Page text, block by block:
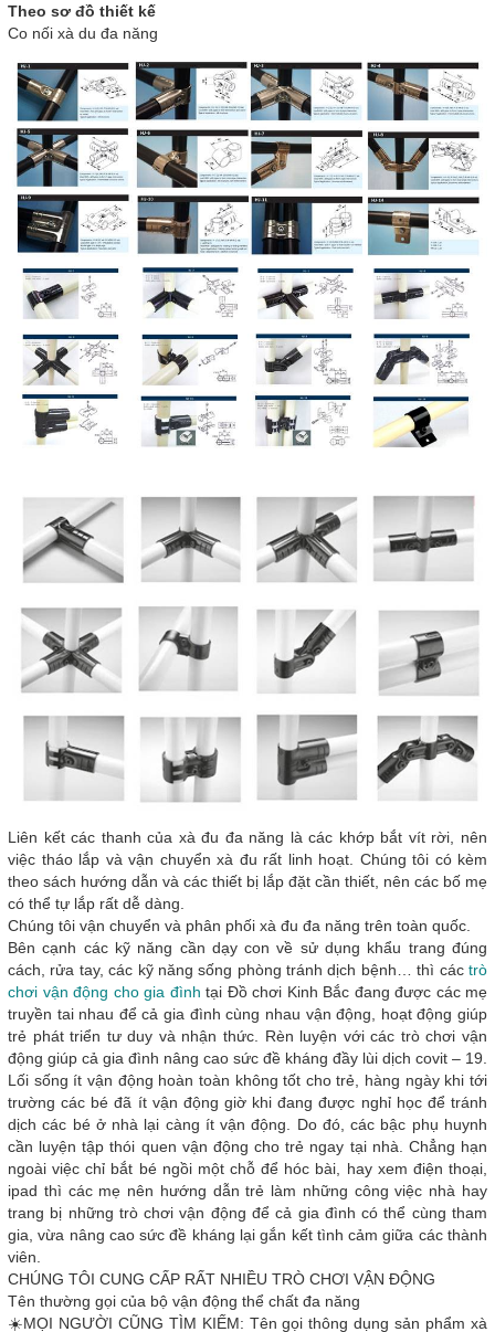
Theo sơ đồ thiết kế
Co nối xà du đa năng
Liên kết các thanh của xà đu đa năng là các khớp bắt vít rời, nên
việc tháo lắp và vận chuyển xà đu rất linh hoạt. Chúng tôi có kèm
theo sách hướng dẫn và các thiết bị lắp đặt cần thiết, nên các bố mẹ
có thể tự lắp rất dễ dàng.
Chúng tôi vận chuyển và phân phối xà đu đa năng trên toàn quốc.
Bên cạnh các kỹ năng cần dạy con về sử dụng khẩu trang đúng
cách, rửa tay, các kỹ năng sống phòng tránh dịch bệnh… thì các trò
chơi vận động cho gia đình tại Đồ chơi Kinh Bắc đang được các mẹ
truyền tai nhau để cả gia đình cùng nhau vận động, hoạt động giúp
trẻ phát triển tư duy và nhận thức. Rèn luyện với các trò chơi vận
động giúp cả gia đình nâng cao sức đề kháng đầy lùi dịch covit – 19.
Lối sống ít vận động hoàn toàn không tốt cho trẻ, hàng ngày khi tới
trường các bé đã ít vận động giờ khi đang được nghỉ học để tránh
dịch các bé ở nhà lại càng ít vận động. Do đó, các bậc phụ huynh
cần luyện tập thói quen vận động cho trẻ ngay tại nhà. Chẳng hạn
ngoài việc chỉ bắt bé ngồi một chỗ để hóc bài, hay xem điện thoại,
ipad thì các mẹ nên hướng dẫn trẻ làm những công việc nhà hay
trang bị những trò chơi vận động để cả gia đình có thể cùng tham
gia, vừa nâng cao sức đề kháng lại gắn kết tình cảm giữa các thành
viên.
CHÚNG TÔI CUNG CẤP RẤT NHIỀU TRÒ CHƠI VẬN ĐỘNG
Tên thường gọi của bộ vận động thể chất đa năng
☀️MỌI NGƯỜI CŨNG TÌM KIẾM: Tên gọi thông dụng sản phẩm xà